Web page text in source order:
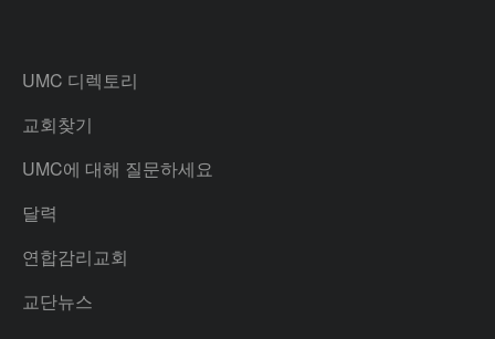
UMC 디렉토리
교회찾기
UMC에 대해 질문하세요
달력
연합감리교회
교단뉴스